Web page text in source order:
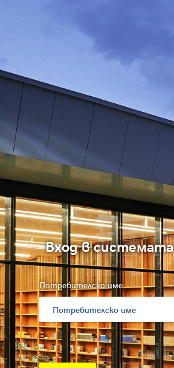
Вход в системата
Потребителско име